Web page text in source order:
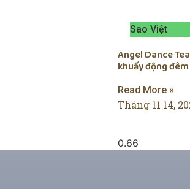
Sao Việt
Angel Dance
khuấy động
Read More »
Tháng 11 14,